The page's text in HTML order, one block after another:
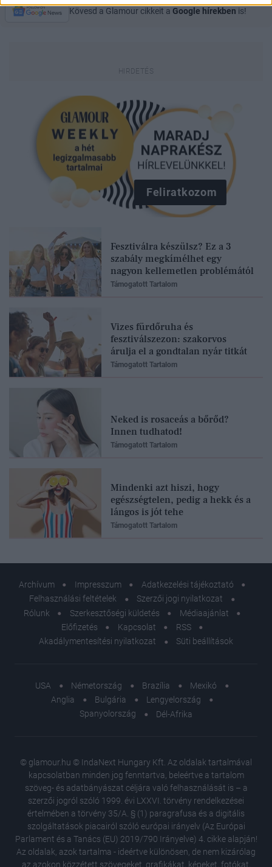
Kövesd a Glamour cikkeit a Google hírekben is!
Feliratkozom
Fesztiválra készülsz? Ez a 3
szabály megkímélhet egy
nagyon kellemetlen problémától
Támogatott Tartalom
Vizes fürdőruha és
fesztiválszezon: szakorvos
árulja el a gondtalan nyár titkát
Támogatott Tartalom
Neked is rosaceás a bőrőd?
Innen tudhatod!
Támogatott Tartalom
Mindenki azt hiszi, hogy
egészségtelen, pedig a hekk és a
lángos is jót tehe
Támogatott Tartalom
Archívum Impresszum
Adatkezelési tájékoztató
Felhasználási feltételek
Szerzői jogi nyilatkozat
Rólunk
Szerkesztőségi küldetés
Médiaajánlat
Előfizetés
Kapcsolat
RSS
Akadálymentesítési nyilatkozat
Süti beállítások
USA Németország Brazília
Mexikó
Anglia
Bulgária
Lengyelország
Spanyolország
Dél-Afrika
© glamour.hu © IndaNext Hungary Kft. Az oldalak tartalmával
kapcsolatban minden jog fenntartva, beleértve a tartalom
szöveg- és adatbányászat céljára való felhasználását is – a
szerzői jogról szóló 1999. évi LXXVI. törvény rendelkezései
értelmében a törvény 35/A. § (1) paragrafusa és a digitális
szolgáltatások piacairól szóló európai irányelv (Az Európai
Parlament és a Tanács (EU) 2019/790 Irányelve) 4. cikke alapján!
Az oldalak, azok tartalma - ideértve különösen, de nem kizárólag
az azokon közzétett szövegeket, grafikákat, képeket, fotókat,